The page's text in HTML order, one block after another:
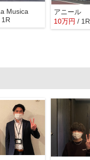
Musica
1R
アニール
10万円 / 1R